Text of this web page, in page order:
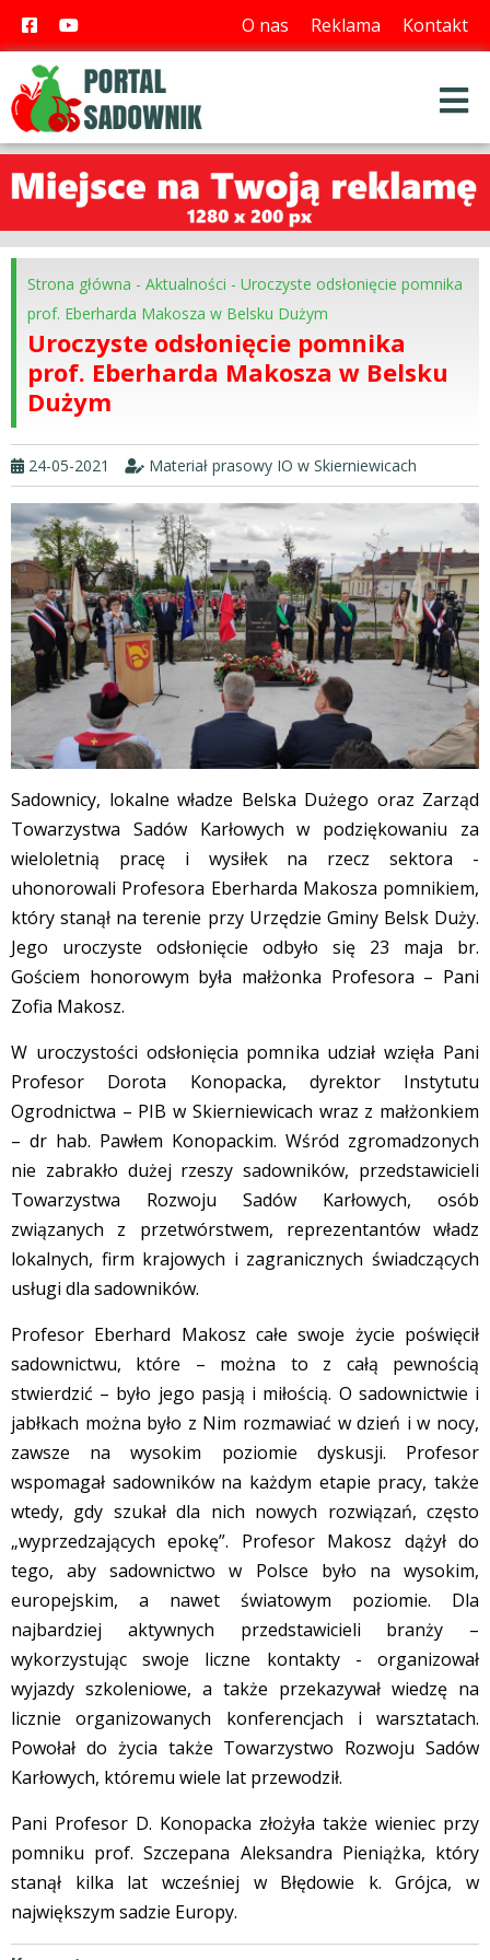
O nas Reklama Kontakt
Strona główna - Aktualności - Uroczyste odsłonięcie pomnika
prof. Eberharda Makosza w Belsku Dużym
Uroczyste odsłonięcie pomnika
prof. Eberharda Makosza w Belsku
Dużym
24-05-2021 Materiał prasowy IO w Skierniewicach
Sadownicy, lokalne władze Belska Dużego oraz Zarząd
Towarzystwa Sadów Karłowych w podziękowaniu za
wieloletnią pracę i wysiłek na rzecz sektora -
uhonorowali Profesora Eberharda Makosza pomnikiem,
który stanął na terenie przy Urzędzie Gminy Belsk Duży.
Jego uroczyste odsłonięcie odbyło się 23 maja br.
Gościem honorowym była małżonka Profesora – Pani
Zofia Makosz.
W uroczystości odsłonięcia pomnika udział wzięła Pani
Profesor Dorota Konopacka, dyrektor Instytutu
Ogrodnictwa – PIB w Skierniewicach wraz z małżonkiem
– dr hab. Pawłem Konopackim. Wśród zgromadzonych
nie zabrakło dużej rzeszy sadowników, przedstawicieli
Towarzystwa Rozwoju Sadów Karłowych, osób
związanych z przetwórstwem, reprezentantów władz
lokalnych, firm krajowych i zagranicznych świadczących
usługi dla sadowników.
Profesor Eberhard Makosz całe swoje życie poświęcił
sadownictwu, które – można to z całą pewnością
stwierdzić – było jego pasją i miłością. O sadownictwie i
jabłkach można było z Nim rozmawiać w dzień i w nocy,
zawsze na wysokim poziomie dyskusji. Profesor
wspomagał sadowników na każdym etapie pracy, także
wtedy, gdy szukał dla nich nowych rozwiązań, często
„wyprzedzających epokę”. Profesor Makosz dążył do
tego, aby sadownictwo w Polsce było na wysokim,
europejskim, a nawet światowym poziomie. Dla
najbardziej aktywnych przedstawicieli branży –
wykorzystując swoje liczne kontakty - organizował
wyjazdy szkoleniowe, a także przekazywał wiedzę na
licznie organizowanych konferencjach i warsztatach.
Powołał do życia także Towarzystwo Rozwoju Sadów
Karłowych, któremu wiele lat przewodził.
Pani Profesor D. Konopacka złożyła także wieniec przy
pomniku prof. Szczepana Aleksandra Pieniążka, który
stanął kilka lat wcześniej w Błędowie k. Grójca, w
największym sadzie Europy.